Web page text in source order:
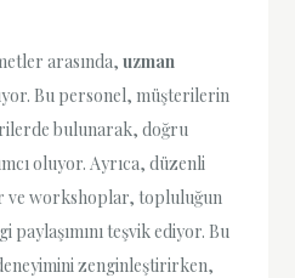
arasında,uzman
Bu personel, müşterilerin
bulunarak, doğru
oluyor. Ayrıca, düzenli
ve workshoplar, topluluğun
paylaşımını teşvik ediyor. Bu
zenginleştirirken,